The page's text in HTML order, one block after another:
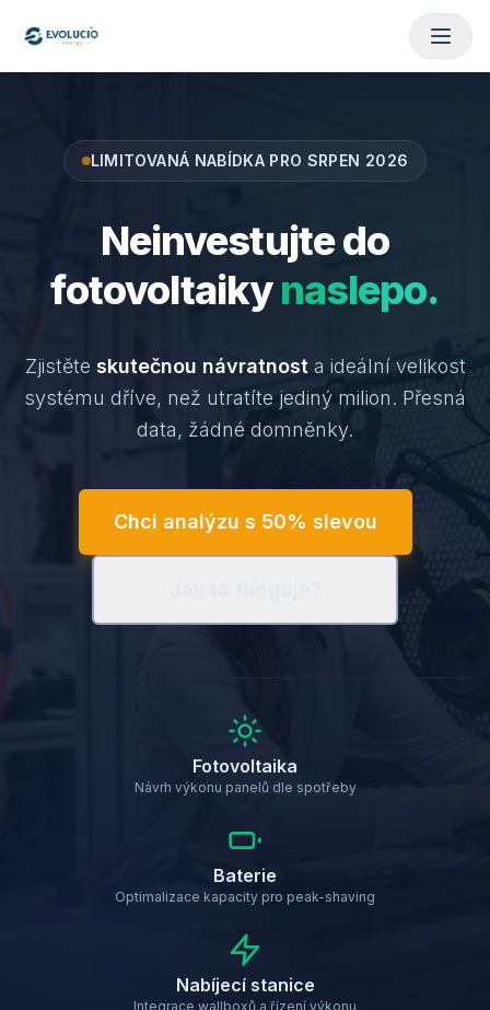
LIMITOVANÁ NABÍDKA PRO SRPEN 2026
Neinvestujte do
fotovoltaikynaslepo.
Zjistěte skutečnou návratnost a ideální velikost
systému dříve, než utratíte jediný milion. Přesná
data, žádné domněnky.
Chci analýzu s 50% slevou
Fotovoltaika
Návrh výkonu panelů dle spotřeby
Baterie
Optimalizace kapacity pro peak-shaving
Nabíjecí stanice
Integrace wallboxů a řízení výkonu